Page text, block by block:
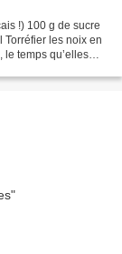
!) 100 g de sucre
les noix en
temps qu’elles